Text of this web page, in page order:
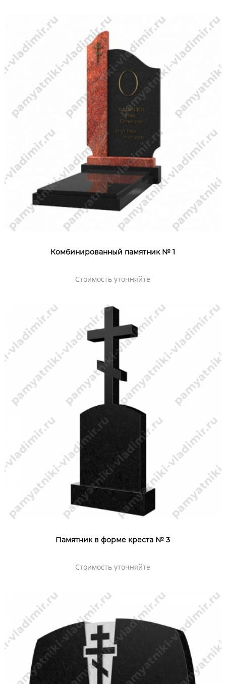
Комбинированный памятник № 1
Стоимость уточняйте
Памятник в форме креста № 3
Стоимость уточняйте